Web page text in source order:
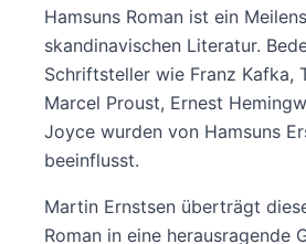
Hamsuns Roman ist ein
skandinavischen Literatur.
Schriftsteller wie Franz Kafka,
Marcel Proust, Ernest
Joyce wurden von Hamsuns
beeinflusst.
Martin Ernstsen überträgt
Roman in eine herausragende